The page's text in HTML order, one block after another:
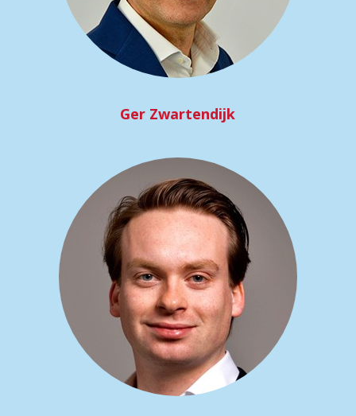
Ger Zwartendijk